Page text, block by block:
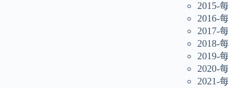
2015-
2016-
2017-
2018-
2019-
2020-
2021-